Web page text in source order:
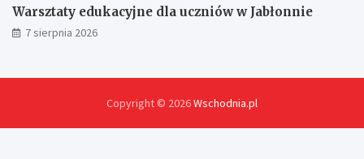
Warsztaty edukacyjne dla uczniów w Jabłonnie
7 sierpnia 2026
Copyright © 2026Wschodnia.pl